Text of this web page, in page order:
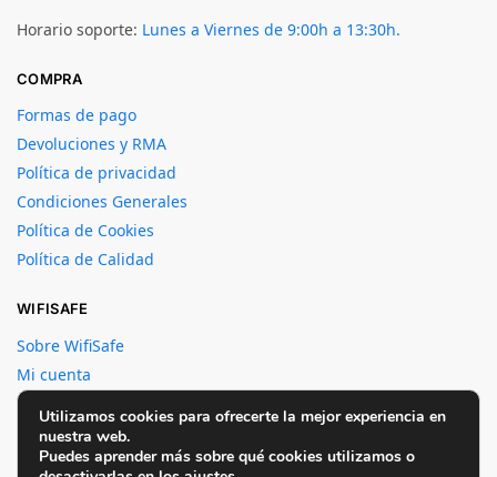
Horario soporte: Lunes a Viernes de 9:00h a 13:30h.
COMPRA
Formas de pago
Devoluciones y RMA
Política de privacidad
Condiciones Generales
Política de Cookies
Política de Calidad
WIFISAFE
Sobre WifiSafe
Mi cuenta
Crear cuenta
Contacto
Utilizamos cookies para ofrecerte la mejor experiencia en
nuestra web.
Puedes aprender más sobre qué cookies utilizamos o